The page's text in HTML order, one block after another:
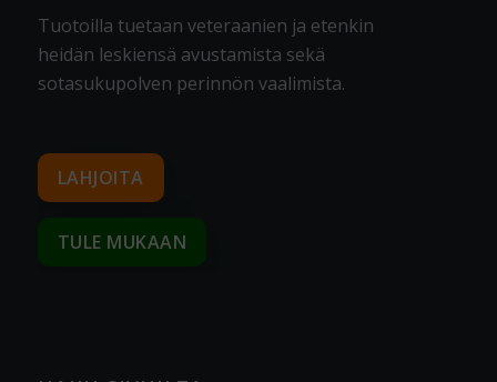
Tuotoilla tuetaan veteraanien ja etenkin
heidän leskiensä avustamista sekä
sotasukupolven perinnön vaalimista.
LAHJOITA
TULE MUKAAN